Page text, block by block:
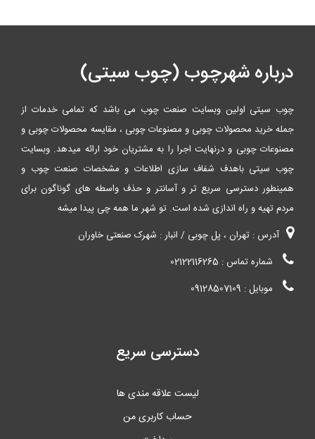
درباره شهرچوب (چوب سیتی)
چوب سیتی اولین وبسایت صنعت چوب می باشد که تمامی خدمات از
جمله خرید محصولات چوبی و مصنوعات چوبی ، مقایسه محصولات چوبی و
مصنوعات چوبی و درنهایت اجرا را به مشتریان خود ارائه میدهد. وبسایت
چوب سیتی باهدف شفاف سازی اطلاعات و مشخصات صنعت چوب و
همینطور دسترسی سریع تر و آسانتر و حذف واسطه های گوناگون برای
مردم تهیه و راه اندازی شده است. تو شهر ما همه چی پیدا میشه
آدرس : تهران ، پل چوبی / انبار : شهرک صنعتی خاوران
شماره تماس : 02122116265
موبایل : 09128507109
دسترسی سریع
لیست علاقه مندی ها
حساب کاربری من